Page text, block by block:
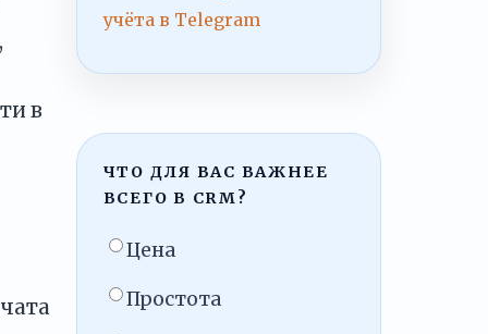
в
учёта в Telegram
ЧТО ДЛЯ ВАС ВАЖНЕЕ
ВСЕГО В CRM?
Цена
Простота